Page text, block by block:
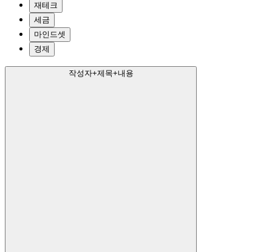
재테크
세금
마인드셋
경제
작성자+제목+내용